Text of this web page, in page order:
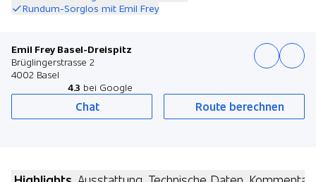
Rundum-Sorglos mit Emil Frey
Emil Frey Basel-Dreispitz
Brüglingerstrasse 2
4002 Basel
4.3 bei Google
Chat Route berechnen